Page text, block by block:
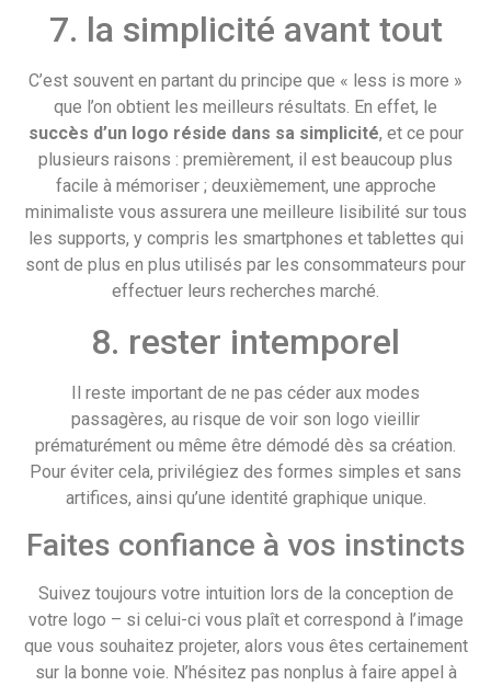
7. la simplicité avant tout
C’est souvent en partant du principe que « less is more »
que l’on obtient les meilleurs résultats. En effet, le
succès d’un logo réside dans sa simplicité, et ce pour
plusieurs raisons : premièrement, il est beaucoup plus
facile à mémoriser ; deuxièmement, une approche
minimaliste vous assurera une meilleure lisibilité sur tous
les supports, y compris les smartphones et tablettes qui
sont de plus en plus utilisés par les consommateurs pour
effectuer leurs recherches marché.
8. rester intemporel
Il reste important de ne pas céder aux modes
passagères, au risque de voir son logo vieillir
prématurément ou même être démodé dès sa création.
Pour éviter cela, privilégiez des formes simples et sans
artifices, ainsi qu’une identité graphique unique.
Faites confiance à vos instincts
Suivez toujours votre intuition lors de la conception de
votre logo – si celui-ci vous plaît et correspond à l’image
que vous souhaitez projeter, alors vous êtes certainement
sur la bonne voie. N’hésitez pas nonplus à faire appel à